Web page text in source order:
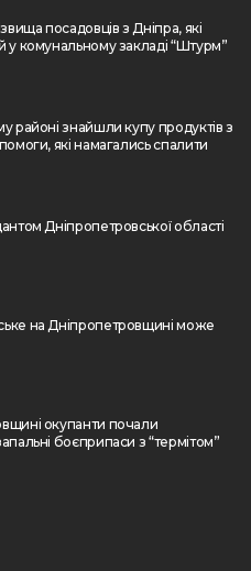
посадовців з Дніпра, які
у комунальному закладі “Штурм”
районі знайшли купу продуктів з
які намагались спалити
Дніпропетровської області
на Дніпропетровщині може
окупанти почали
боєприпаси з “термітом”